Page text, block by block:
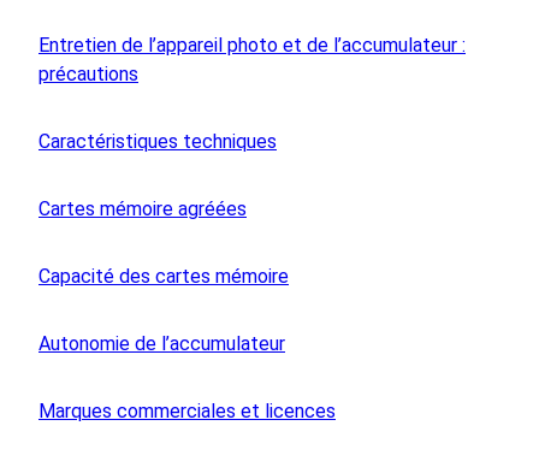
Entretien de l’appareil photo et de l’accumulateur :
précautions
Caractéristiques techniques
Cartes mémoire agréées
Capacité des cartes mémoire
Autonomie de l’accumulateur
Marques commerciales et licences